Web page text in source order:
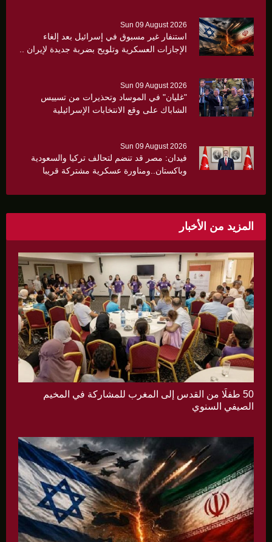
Sun 09 August 2026
استنفار غير مسبوق في إسرائيل بعد إلغاء
الإجازات العسكرية وتلويح بضربة جديدة لإيران ..
Sun 09 August 2026
"غليان" في الموساد وتحذيرات من تسييس
الشاباك على وقع الانتخابات الإسرائيلية
Sun 09 August 2026
فيدان: مصر قد تنضم لتحالف تركيا والسعودية
وباكستان..ومناورة عسكرية مشتركة قريبا
المزيد من الأخبار
50 طفلًا من القدس إلى المغرب للمشاركة في المخيم
الصيفي السنوي